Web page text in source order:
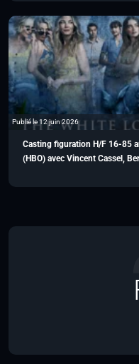
Publié le 12 juin 2026
Casting figuration H/F 16-85
(HBO) avec Vincent Cassel,